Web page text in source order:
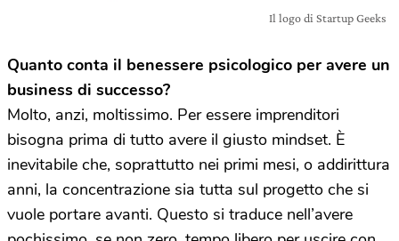
Il logo di Startup Geeks
Quanto conta il benessere psicologico per avere un
business di successo?
Molto, anzi, moltissimo. Per essere imprenditori
bisogna prima di tutto avere il giusto mindset. È
inevitabile che, soprattutto nei primi mesi, o addirittura
anni, la concentrazione sia tutta sul progetto che si
vuole portare avanti. Questo si traduce nell’avere